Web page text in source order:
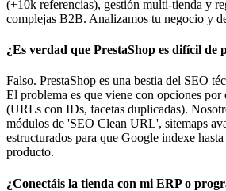
(+10k referencias), gestión multi-tienda y
complejas B2B. Analizamos tu negocio y
¿Es verdad que PrestaShop es difícil de
Falso. PrestaShop es una bestia del SEO
El problema es que viene con opciones por
(URLs con IDs, facetas duplicadas).
módulos de 'SEO Clean URL', sitemaps
estructurados para que Google indexe
producto.
¿Conectáis la tienda con mi ERP o